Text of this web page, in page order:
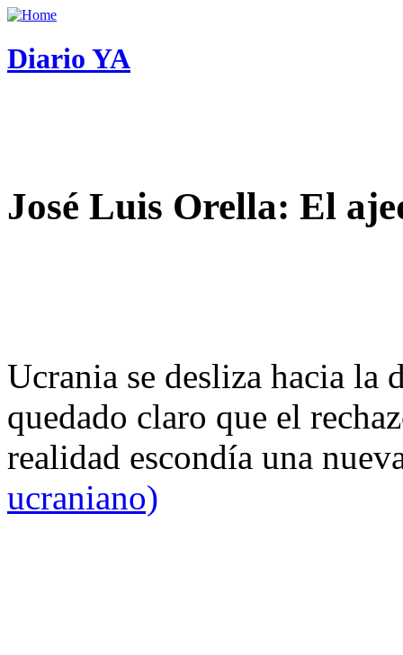
Diario YA
José Luis Orella: El
Ucrania se desliza hacia
quedado claro que el
realidad escondía una
ucraniano)